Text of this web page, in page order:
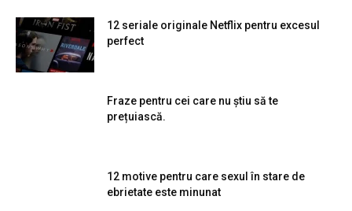
12 seriale originale Netflix pentru excesul
perfect
Fraze pentru cei care nu știu să te
prețuiască.
12 motive pentru care sexul în stare de
ebrietate este minunat